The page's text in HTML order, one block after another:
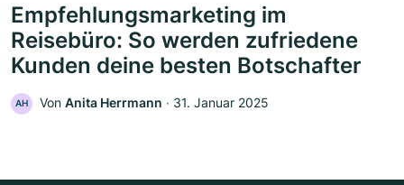
Empfehlungsmarketing im
Reisebüro: So werden zufriedene
Kunden deine besten Botschafter
AH Von Anita Herrmann ‧ 31. Januar 2025